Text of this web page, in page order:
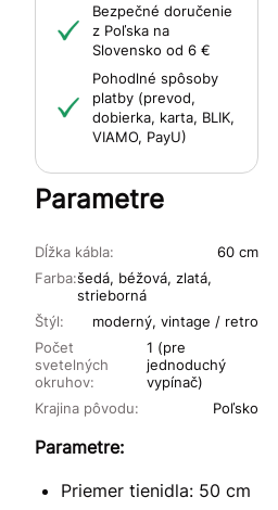
Bezpečné doručenie
z Poľska na
Slovensko od 6 €
Pohodlné spôsoby
platby (prevod,
dobierka, karta, BLIK,
VIAMO, PayU)
Parametre
Farba:šedá, béžová, zlatá,
strieborná
Štýl:
moderný, vintage / retro
Krajina pôvodu: Poľsko
Počet
svetelných
okruhov:
1 (pre
jednoduchý
vypínač)
Dĺžka kábla: 60 cm
Parametre:
Priemer tienidla: 50 cm